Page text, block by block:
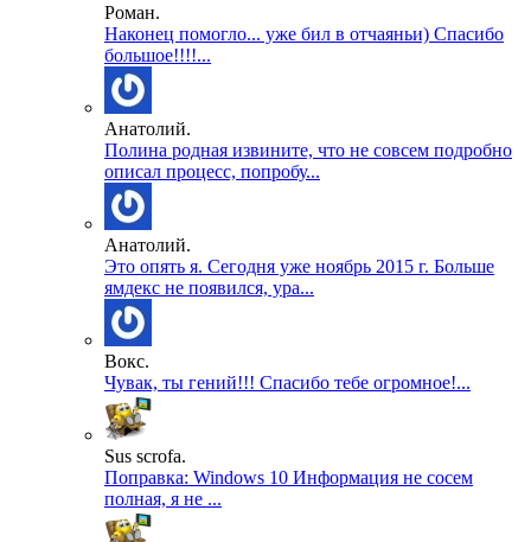
Роман.
Наконец помогло... уже бил в отчаяньи) Спасибо
большое!!!!...
Анатолий.
Полина родная извините, что не совсем подробно
описал процесс, попробу...
Анатолий.
Это опять я. Сегодня уже ноябрь 2015 г. Больше
ямдекс не появился, ура...
Вокс.
Чувак, ты гений!!! Спасибо тебе огромное!...
Sus scrofa.
Поправка: Windows 10 Информация не сосем
полная, я не ...